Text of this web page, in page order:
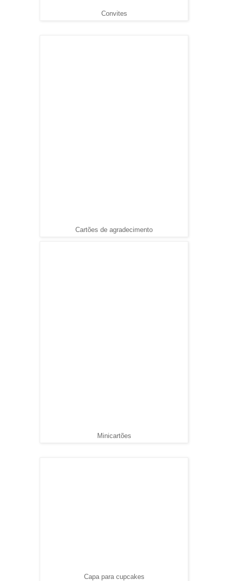
Convites
Cartões de agradecimento
Minicartões
Capa para cupcakes